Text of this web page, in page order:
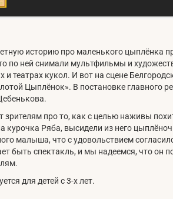
историю про маленького цыплёнка
по ней снимали мультфильмы и
и театрах кукол. И вот на сцене
Цыплёнок». В постановке главного
зрителям про то, как с целью наживы
курочка Ряба, высидели из него
малыша, что с удовольствием
быть спектакль, и мы надеемся, что он
для детей с 3-х лет.